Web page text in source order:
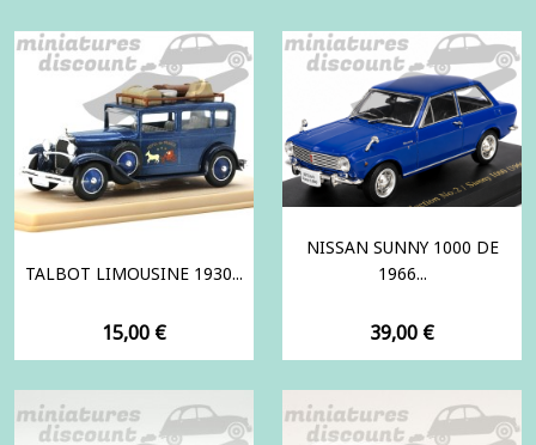
TALBOT LIMOUSINE 1930...
Prix
15,00 €
NISSAN SUNNY 1000 DE
1966...
Prix
39,00 €